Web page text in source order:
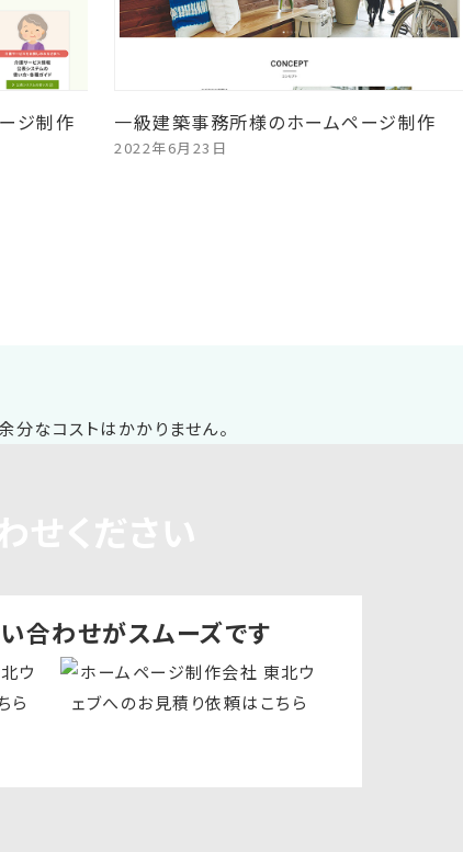
ジ制作 一級建築事務所様のホームページ制作
2022年6月23日
合わせがスムーズです